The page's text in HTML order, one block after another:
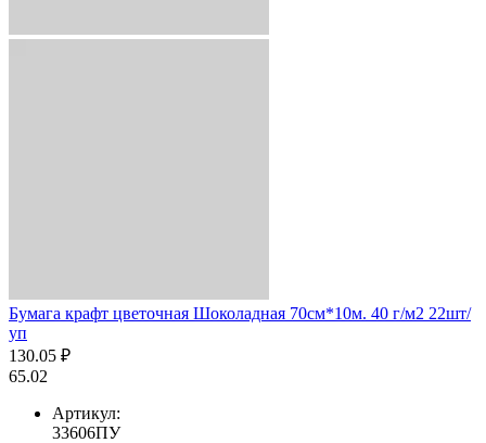
Бумага крафт цветочная Шоколадная 70см*10м. 40 г/м2 22шт/
уп
130.05 ₽
65.02
Артикул:
33606ПУ